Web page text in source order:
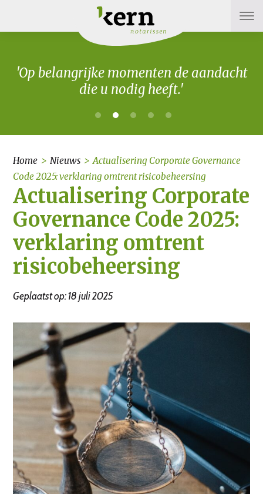
'Op belangrijke momenten de aandacht
die u nodig heeft.'
Home > Nieuws > Actualisering Corporate Governance
Code 2025: verklaring omtrent risicobeheersing
Actualisering Corporate
Governance Code 2025:
verklaring omtrent
risicobeheersing
Geplaatst op: 18 juli 2025